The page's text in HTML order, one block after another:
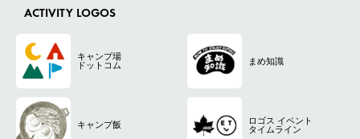
ACTIVITY LOGOS
キャンプ場
ドットコム
まめ知識
キャンプ飯 ロゴス イベント
タイムライン